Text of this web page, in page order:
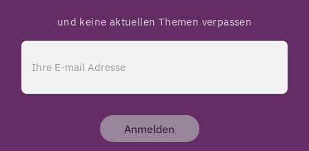
und keine aktuellen Themen verpassen
Anmelden